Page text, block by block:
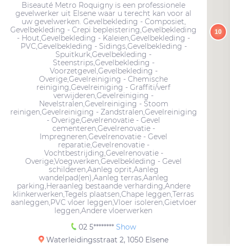
Biseauté Metro Roquigny is een professionele
gevelwerker uit Elsene waar u terecht kan voor al
uw gevelwerken. Gevelbekleding - Composiet,
Gevelbekleding - Crepi bepleistering,Gevelbekleding
- Hout,Gevelbekleding - Kaleien,Gevelbekleding -
PVC,Gevelbekleding - Sidings,Gevelbekleding -
Spuitkurk,Gevelbekleding -
Steenstrips,Gevelbekleding -
Voorzetgevel,Gevelbekleding -
Overige,Gevelreiniging - Chemische
reiniging,Gevelreiniging - Graffiti/verf
verwijderen,Gevelreiniging -
Nevelstralen,Gevelreiniging - Stoom
reinigen,Gevelreiniging - Zandstralen,Gevelreiniging
- Overige,Gevelrenovatie - Gevel
cementeren,Gevelrenovatie -
Impregneren,Gevelrenovatie - Gevel
reparatie,Gevelrenovatie -
Vochtbestrijding,Gevelrenovatie -
Overige,Voegwerken,Gevelbekleding - Gevel
schilderen,Aanleg oprit,Aanleg
wandelpad(en),Aanleg terras,Aanleg
parking,Heraanleg bestaande verharding,Andere
klinkerwerken,Tegels plaatsen,Chape leggen,Terras
aanleggen,PVC vloer leggen,Vloer isoleren,Gietvloer
leggen,Andere vloerwerken
02 5******** Show
Waterleidingsstraat 2, 1050 Elsene
10